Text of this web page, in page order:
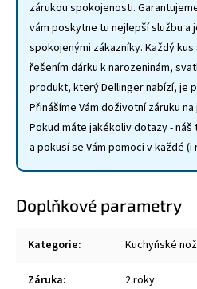
zárukou spokojenosti.
vám poskytne tu nejlepší službu a
spokojenými zákazníky. Každý
řešením dárku k narozeninám,
produkt, který Dellinger nabízí, je
Přinášíme Vám doživotní záruku
Pokud máte jakékoliv dotazy - náš
a pokusí se Vám pomoci v každé
Doplňkové parametry
Kategorie: Kuchyňské
Záruka: 2 roky